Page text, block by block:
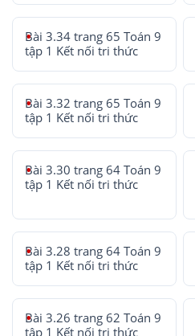
Bài 3.34 trang 65 Toán 9
tập 1 Kết nối tri thức
Bài 3.32 trang 65 Toán 9
tập 1 Kết nối tri thức
Bài 3.30 trang 64 Toán 9
tập 1 Kết nối tri thức
Bài 3.28 trang 64 Toán 9
tập 1 Kết nối tri thức
Bài 3.26 trang 62 Toán 9
tập 1 Kết nối tri thức